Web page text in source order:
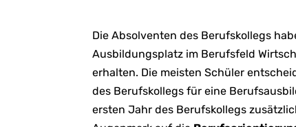
Die Absolventen des Berufskollegs
Ausbildungsplatz im Berufsfeld
erhalten. Die meisten Schüler
des Berufskollegs für eine
ersten Jahr des Berufskollegs